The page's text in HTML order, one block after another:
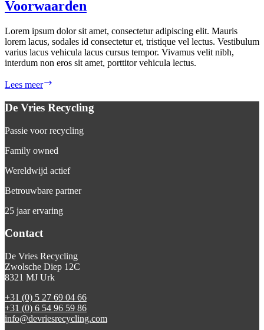
Voorwaarden
Lorem ipsum dolor sit amet, consectetur adipiscing elit. Mauris
lorem lacus, sodales id consectetur et, tristique vel lectus. Vestibulum
varius lacus vehicula lacus cursus tempor. Vivamus velit nibh,
interdum non eros sit amet, porttitor vehicula lectus.
Lees meer
De Vries Recycling
Passie voor recycling
Family owned
Wereldwijd actief
Betrouwbare partner
25 jaar ervaring
Contact
De Vries Recycling
Zwolsche Diep 12C
8321 MJ Urk
+31 (0) 5 27 69 04 66
+31 (0) 6 54 96 59 86
info@devriesrecycling.com